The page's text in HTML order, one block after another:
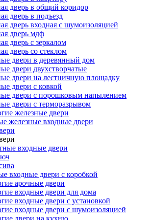
дверь в общий коридор
дверь в подъезд
дверь входная с шумоизоляцией
дверь мдф
дверь с зеркалом
дверь со стеклом
двери в деревянный дом
двери двухстворчатые
двери на лестничную площадку
двери с ковкой
двери с порошковым напылением
двери с терморазрывом
железные двери
железные входные двери
входные двери
входные двери с коробкой
арочные двери
входные двери для дома
входные двери с установкой
входные двери с шумоизоляцией